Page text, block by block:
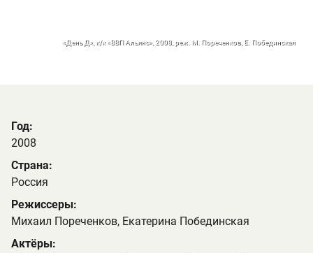
«День Д», к/к «ВВП Альянс», 2008, реж. М. Пореченков, Е. Побединская
Год:
2008
Страна:
Россия
Режиссеры:
Михаил Пореченков, Екатерина Побединская
Актёры: